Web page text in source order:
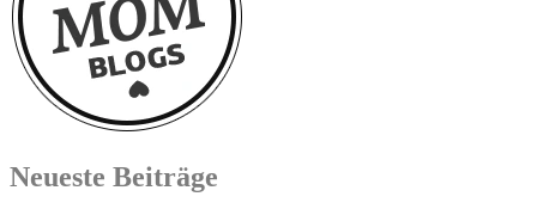
Neueste Beiträge